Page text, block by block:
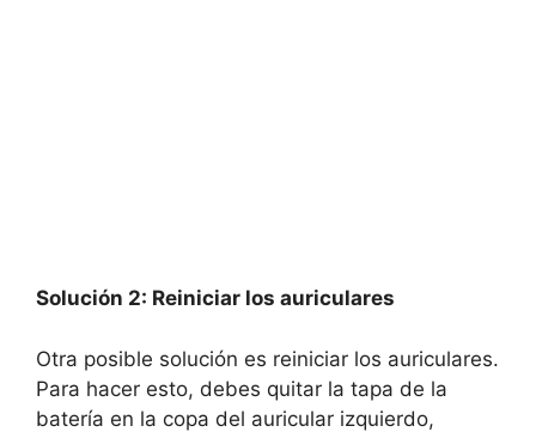
Solución 2: Reiniciar los auriculares
Otra posible solución es reiniciar los auriculares.
Para hacer esto, debes quitar la tapa de la
batería en la copa del auricular izquierdo,